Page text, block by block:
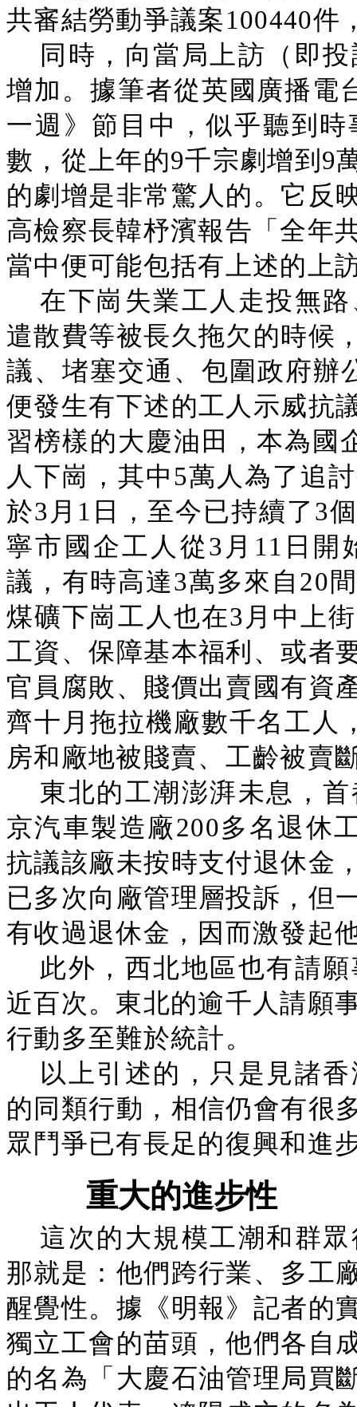
共審結勞動爭議案100440件
同時，向當局上訪（即
增加。據筆者從英國廣播電
一週》節目中，似乎聽到
數，從上年的9千宗劇增到9
的劇增是非常驚人的。它反
高檢察長韓杼濱報告「全年
當中便可能包括有上述的上
在下崗失業工人走投無
遣散費等被長久拖欠的時候
議、堵塞交通、包圍政府辦
便發生有下述的工人示威抗
習榜樣的大慶油田，本為國
人下崗，其中5萬人為了追
於3月1日，至今已持續了3
寧市國企工人從3月11日開
議，有時高達3萬多來自20
煤礦下崗工人也在3月中上
工資、保障基本福利、或者
官員腐敗、賤價出賣國有資
齊十月拖拉機廠數千名工人
房和廠地被賤賣、工齡被賣
東北的工潮澎湃未息，
京汽車製造廠200多名退休
抗議該廠未按時支付退休金
已多次向廠管理層投訴，但
有收過退休金，因而激發起
此外，西北地區也有請
近百次。東北的逾千人請願
行動多至難於統計。
以上引述的，只是見諸
的同類行動，相信仍會有很
眾鬥爭已有長足的復興和進
重大的進步性
這次的大規模工潮和群
那就是：他們跨行業、多工
醒覺性。據《明報》記者的
獨立工會的苗頭，他們各自
的名為「大慶石油管理局買